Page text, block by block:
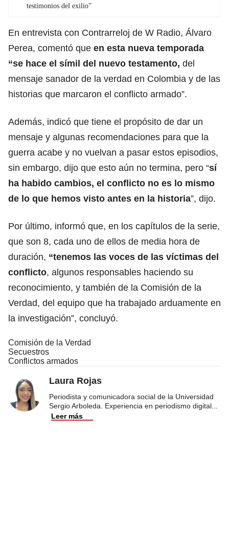
testimonios del exilio”
En entrevista con Contrarreloj de W Radio, Álvaro
Perea, comentó que en esta nueva temporada
“se hace el símil del nuevo testamento, del
mensaje sanador de la verdad en Colombia y de las
historias que marcaron el conflicto armado”.
Además, indicó que tiene el propósito de dar un
mensaje y algunas recomendaciones para que la
guerra acabe y no vuelvan a pasar estos episodios,
sin embargo, dijo que esto aún no termina, pero “sí
ha habido cambios, el conflicto no es lo mismo
de lo que hemos visto antes en la historia”, dijo.
Por último, informó que, en los capítulos de la serie,
que son 8, cada uno de ellos de media hora de
duración, “tenemos las voces de las víctimas del
conflicto, algunos responsables haciendo su
reconocimiento, y también de la Comisión de la
Verdad, del equipo que ha trabajado arduamente en
la investigación”, concluyó.
Comisión de la Verdad
Secuestros
Conflictos armados
Laura Rojas
Periodista y comunicadora social de la Universidad
Sergio Arboleda. Experiencia en periodismo digital
Leer más